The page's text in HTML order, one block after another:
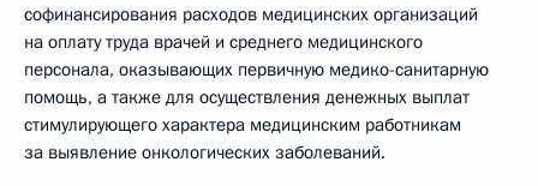
софинансирования расходов медицинских организаций
на оплату труда врачей и среднего медицинского
персонала, оказывающих первичную медико-санитарную
помощь, а также для осуществления денежных выплат
стимулирующего характера медицинским работникам
за выявление онкологических заболеваний.